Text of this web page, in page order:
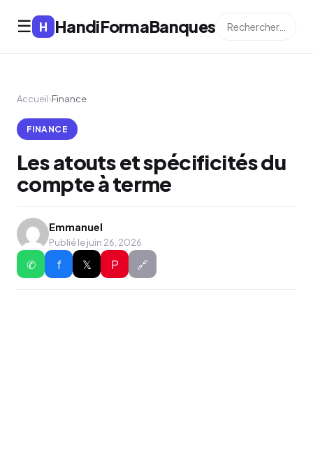
☰ H HandiFormaBanques
Accueil›Finance
FINANCE
Les atouts et spécificités du
compte à terme
Emmanuel
Publié le juin 26, 2026
✆ f 𝕏 P 🔗